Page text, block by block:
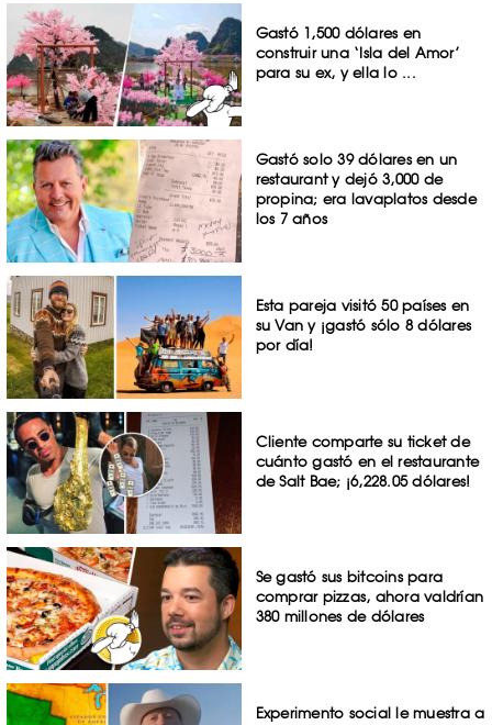
Gastó 1,500 dólares en
construir una ‘Isla del Amor’
para su ex, y ella lo ...
Gastó solo 39 dólares en un
restaurant y dejó 3,000 de
propina; era lavaplatos desde
los 7 años
Esta pareja visitó 50 países en
su Van y ¡gastó sólo 8 dólares
por día!
Cliente comparte su ticket de
cuánto gastó en el restaurante
de Salt Bae; ¡6,228.05 dólares!
Se gastó sus bitcoins para
comprar pizzas, ahora valdrían
380 millones de dólares
Experimento social le muestra a